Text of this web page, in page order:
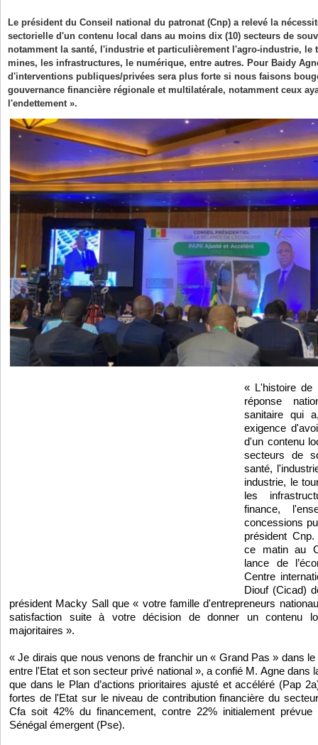
Le président du Conseil national du patronat (Cnp) a relevé la
sectorielle d'un contenu local dans au moins dix (10) secteurs de
notamment la santé, l'industrie et particulièrement l'agro-industrie, le
mines, les infrastructures, le numérique, entre autres. Pour Baidy
d'interventions publiques/privées sera plus forte si nous faisons
gouvernance financière régionale et multilatérale, notamment ceux
l'endettement ».
« L'histoire de
réponse
sanitaire qui
exigence
d'un contenu
secteurs de
santé,
industrie, le
les
finance,
concessions
président
ce matin au
lance de
Centre
Diouf (Cicad)
président Macky Sall que « votre famille d'entrepreneurs
satisfaction suite à votre décision de donner un contenu
majoritaires ».
« Je dirais que nous venons de franchir un « Grand Pas » dans
entre l'Etat et son secteur privé national », a confié M. Agne dans
que dans le Plan d’actions prioritaires ajusté et accéléré (Pap
fortes de l'Etat sur le niveau de contribution financière du
Cfa soit 42% du financement, contre 22% initialement
Sénégal émergent (Pse).